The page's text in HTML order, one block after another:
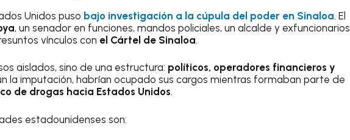
Unidos puso bajo investigación a la cúpula del poder en Sinaloa. El
, un senador en funciones, mandos policiales, un alcalde y exfuncionarios
vínculos con el Cártel de Sinaloa.
aislados, sino de una estructura: políticos, operadores financieros y
la imputación, habrían ocupado sus cargos mientras formaban parte de
de drogas hacia Estados Unidos.
estadounidenses son: